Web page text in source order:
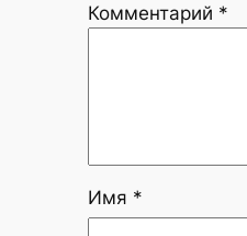
Комментарий *
Имя *